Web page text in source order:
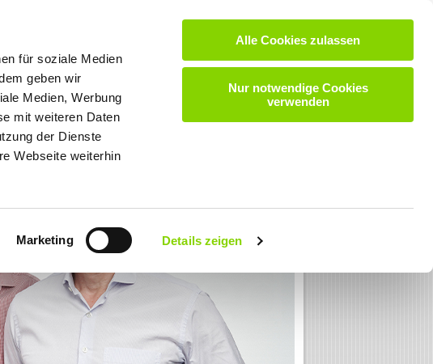
für soziale Medien
geben wir
Medien, Werbung
mit weiteren Daten
der Dienste
Webseite weiterhin
Marketing Details zeigen
Alle Cookies zulassen
Nur notwendige Cookies
verwenden
KARRIERE KONTAKT